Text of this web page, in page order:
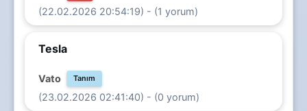
(22.02.2026 20:54:19) - (1 yorum)
Tesla
Vato Tanım
(23.02.2026 02:41:40) - (0 yorum)